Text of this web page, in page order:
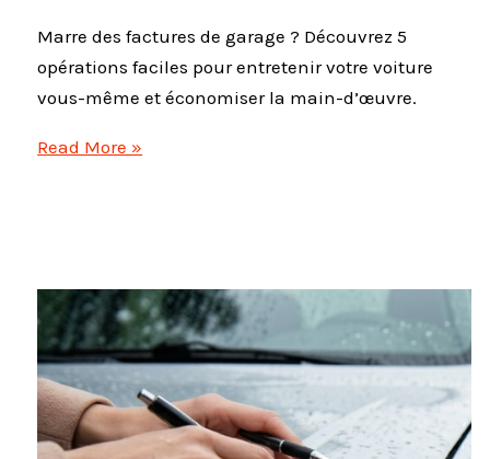
Marre des factures de garage ? Découvrez 5
opérations faciles pour entretenir votre voiture
vous-même et économiser la main-d’œuvre.
Entretien
opérations
à
faire
soi-
même
Read More »